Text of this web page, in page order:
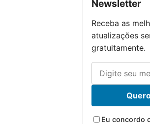
Newsletter
Receba as
atualizações
gratuitamente.
Eu concordo